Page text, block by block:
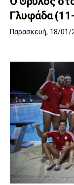
Γλυφάδα
Παρασκευή, 18/01/